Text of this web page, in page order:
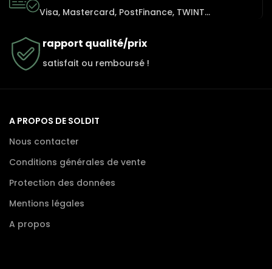
Visa, Mastercard, PostFinance, TWINT...
rapport qualité/prix
satisfait ou remboursé !
A PROPOS DE SOLDIT
Nous contacter
Conditions générales de vente
Protection des données
Mentions légales
A propos